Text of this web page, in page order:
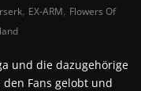
, EX-ARM, Flowers Of
und die dazugehörige
Fans gelobt und